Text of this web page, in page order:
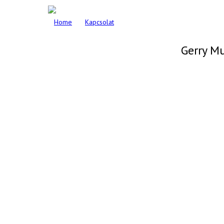
Home Kapcsolat
Gerry